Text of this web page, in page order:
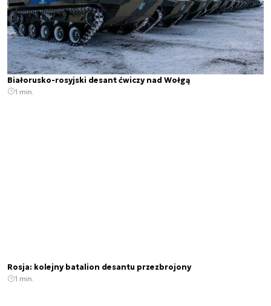
Białorusko-rosyjski desant ćwiczy nad Wołgą
1 min.
Rosja: kolejny batalion desantu przezbrojony
1 min.